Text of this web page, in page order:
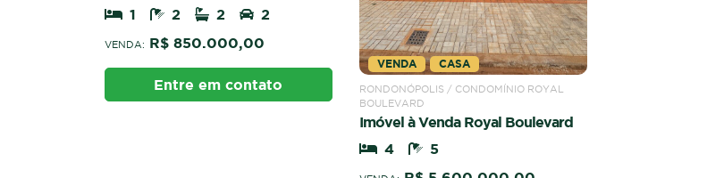
1
2 2 2
VENDA: R$ 850.000,00
Entre em contato
VENDA CASA
RONDONÓPOLIS / CONDOMÍNIO ROYAL
BOULEVARD
Imóvel à Venda Royal Boulevard
4
5